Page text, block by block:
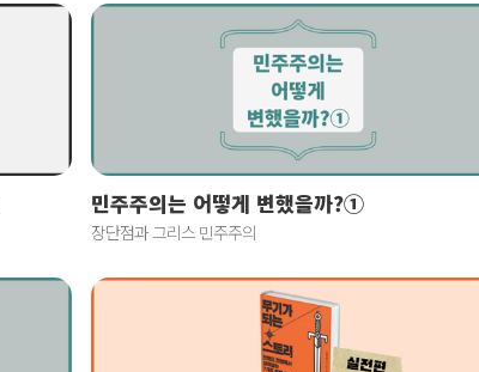
민주주의는 어떻게 변했을까?①
장단점과 그리스 민주주의